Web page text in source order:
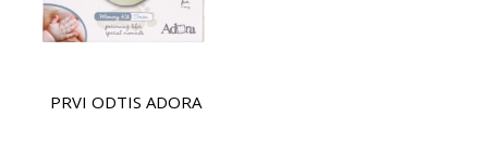
PRVI ODTIS ADORA